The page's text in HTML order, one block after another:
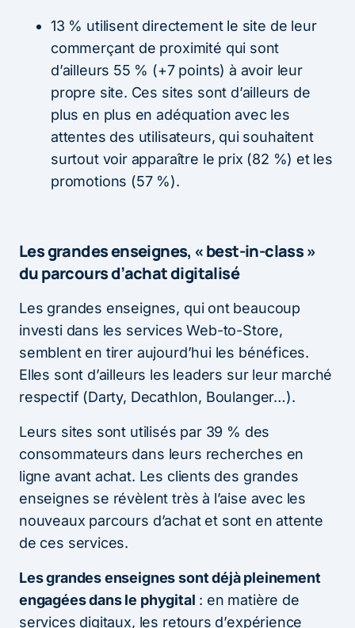
13 % utilisent directement le site de leur
commerçant de proximité qui sont
d’ailleurs 55 % (+7 points) à avoir leur
propre site. Ces sites sont d’ailleurs de
plus en plus en adéquation avec les
attentes des utilisateurs, qui souhaitent
surtout voir apparaître le prix (82 %) et les
promotions (57 %).
Les grandes enseignes, « best-in-class »
du parcours d’achat digitalisé
Les grandes enseignes, qui ont beaucoup
investi dans les services Web-to-Store,
semblent en tirer aujourd’hui les bénéfices.
Elles sont d’ailleurs les leaders sur leur marché
respectif (Darty, Decathlon, Boulanger…).
Leurs sites sont utilisés par 39 % des
consommateurs dans leurs recherches en
ligne avant achat. Les clients des grandes
enseignes se révèlent très à l’aise avec les
nouveaux parcours d’achat et sont en attente
de ces services.
Les grandes enseignes sont déjà pleinement
engagées dans le phygital : en matière de
services digitaux, les retours d’expérience